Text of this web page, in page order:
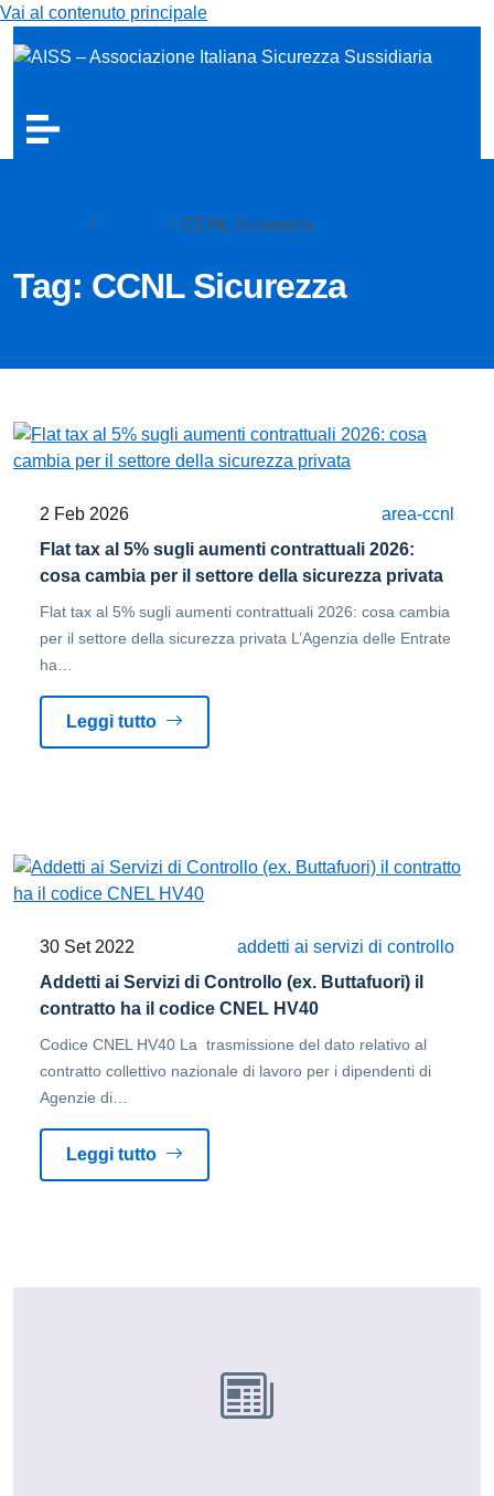
Vai al contenuto principale
CCNL Sicurezza
Tag: CCNL Sicurezza
2 Feb 2026
area-ccnl
Flat tax al 5% sugli aumenti contrattuali 2026:
cosa cambia per il settore della sicurezza privata
Flat tax al 5% sugli aumenti contrattuali 2026: cosa cambia
per il settore della sicurezza privata L’Agenzia delle Entrate
ha…
Leggi tutto
30 Set 2022
addetti ai servizi di controllo
Addetti ai Servizi di Controllo (ex. Buttafuori) il
contratto ha il codice CNEL HV40
Codice CNEL HV40 La trasmissione del dato relativo al
contratto collettivo nazionale di lavoro per i dipendenti di
Agenzie di…
Leggi tutto